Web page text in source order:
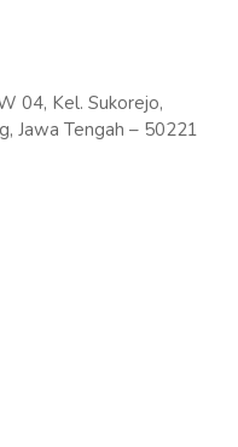
04, Kel. Sukorejo,
Jawa Tengah – 50221